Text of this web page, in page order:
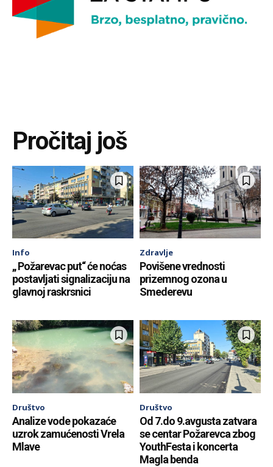
Pročitaj još
Info
„ Požarevac put“ će noćas
postavljati signalizaciju na
glavnoj raskrsnici
Zdravlje
Povišene vrednosti
prizemnog ozona u
Smederevu
Društvo
Analize vode pokazaće
uzrok zamućenosti Vrela
Mlave
Društvo
Od 7.do 9.avgusta zatvara
se centar Požarevca zbog
YouthFesta i koncerta
Magla benda